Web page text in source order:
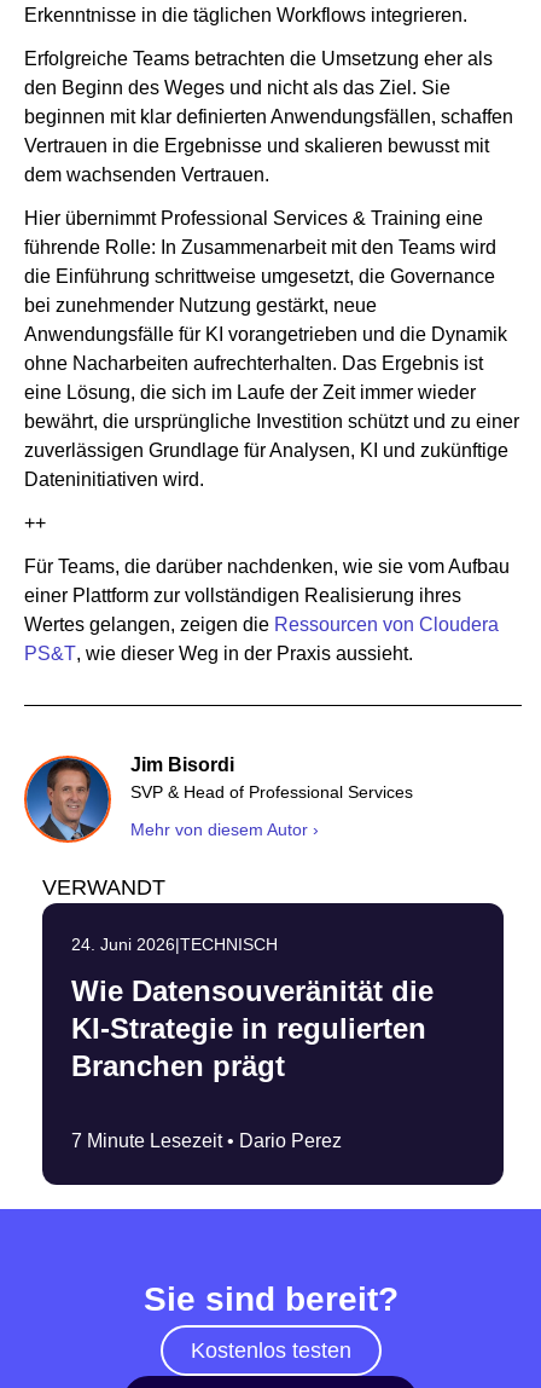
Erkenntnisse in die täglichen Workflows integrieren.
Erfolgreiche Teams betrachten die Umsetzung eher als
den Beginn des Weges und nicht als das Ziel. Sie
beginnen mit klar definierten Anwendungsfällen, schaffen
Vertrauen in die Ergebnisse und skalieren bewusst mit
dem wachsenden Vertrauen.
Hier übernimmt Professional Services & Training eine
führende Rolle: In Zusammenarbeit mit den Teams wird
die Einführung schrittweise umgesetzt, die Governance
bei zunehmender Nutzung gestärkt, neue
Anwendungsfälle für KI vorangetrieben und die Dynamik
ohne Nacharbeiten aufrechterhalten. Das Ergebnis ist
eine Lösung, die sich im Laufe der Zeit immer wieder
bewährt, die ursprüngliche Investition schützt und zu einer
zuverlässigen Grundlage für Analysen, KI und zukünftige
Dateninitiativen wird.
++
Für Teams, die darüber nachdenken, wie sie vom Aufbau
einer Plattform zur vollständigen Realisierung ihres
Wertes gelangen, zeigen die Ressourcen von Cloudera
PS&T, wie dieser Weg in der Praxis aussieht.
Jim Bisordi
SVP & Head of Professional Services
Mehr von diesem Autor ›
VERWANDT
24. Juni 2026|TECHNISCH
Wie Datensouveränität die
KI-Strategie in regulierten
Branchen prägt
7 Minute Lesezeit • Dario Perez
Sie sind bereit?
Kostenlos testen